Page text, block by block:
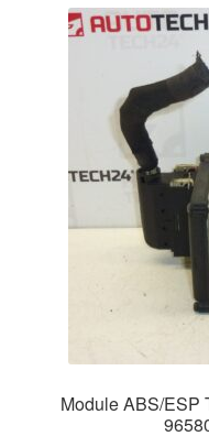
Module ABS/ESP